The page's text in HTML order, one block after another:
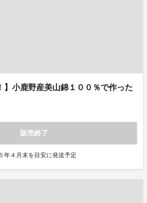
】小鹿野産美山錦１００％で作った
販売終了
年４月末を目安に発送予定